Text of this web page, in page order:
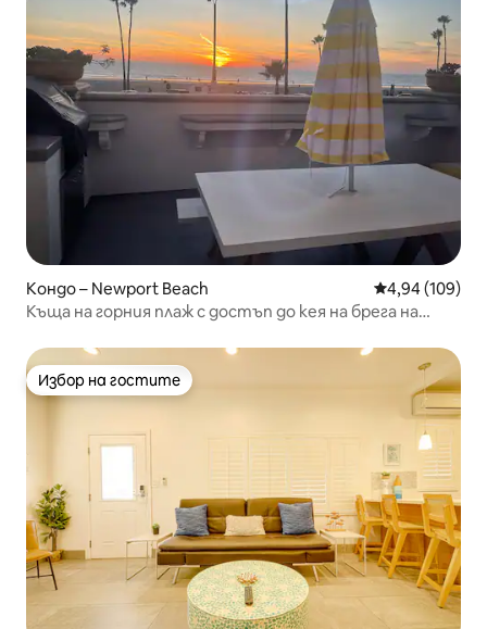
Кондо – Newport Beach Средна
4,94 (109)
Къща на горния плаж с достъп до кея на брега на
Избор на гостите
Избор на гостите